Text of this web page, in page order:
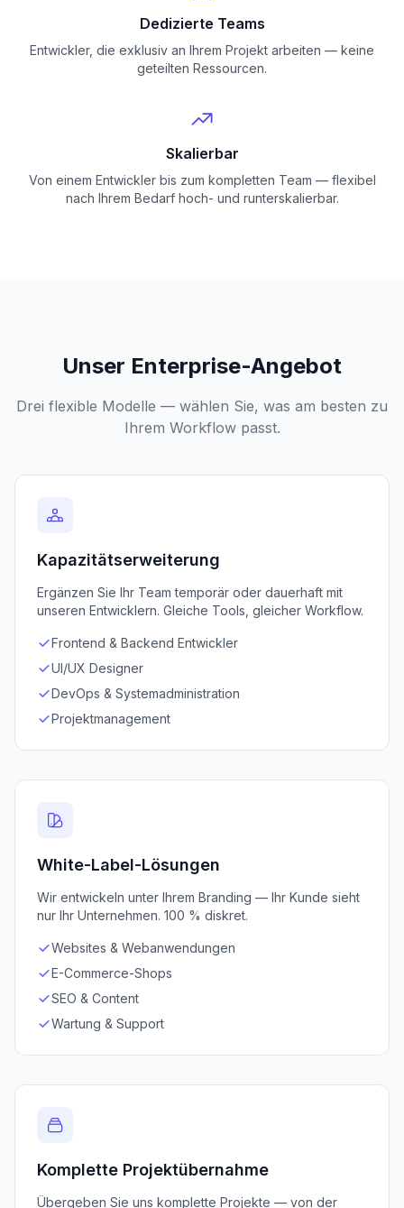
Dedizierte Teams
Entwickler, die exklusiv an Ihrem Projekt arbeiten — keine
geteilten Ressourcen.
Skalierbar
Von einem Entwickler bis zum kompletten Team — flexibel
nach Ihrem Bedarf hoch- und runterskalierbar.
Unser Enterprise-Angebot
Drei flexible Modelle — wählen Sie, was am besten zu
Ihrem Workflow passt.
Kapazitätserweiterung
Ergänzen Sie Ihr Team temporär oder dauerhaft mit
unseren Entwicklern. Gleiche Tools, gleicher Workflow.
Frontend & Backend Entwickler
UI/UX Designer
DevOps & Systemadministration
Projektmanagement
White-Label-Lösungen
Wir entwickeln unter Ihrem Branding — Ihr Kunde sieht
nur Ihr Unternehmen. 100 % diskret.
Websites & Webanwendungen
E-Commerce-Shops
SEO & Content
Wartung & Support
Komplette Projektübernahme
Übergeben Sie uns komplette Projekte — von der